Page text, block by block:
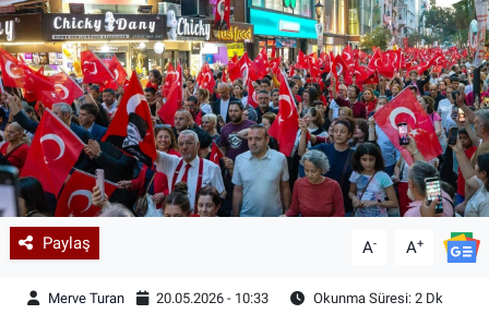
Paylaş A- A+
Merve Turan 20.05.2026 - 10:33 Okunma Süresi: 2 Dk